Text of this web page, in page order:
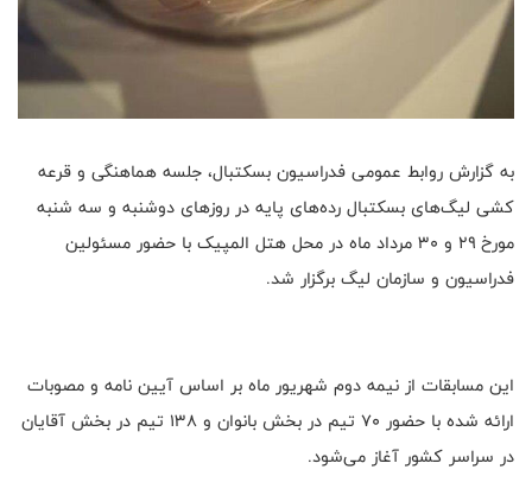
به گزارش روابط عمومی فدراسیون بسکتبال، جلسه هماهنگی و قرعه
کشی لیگ‌های بسکتبال رده‌های پایه در روزهای دوشنبه و سه شنبه
مورخ ۲۹ و ۳۰ مرداد ماه در محل هتل المپیک با حضور مسئولین
فدراسیون و سازمان لیگ برگزار شد.
این مسابقات از نیمه دوم‌ شهریور ماه بر اساس آیین نامه و مصوبات
ارائه شده با حضور ۷۰ تیم در بخش بانوان و ۱۳۸ تیم در بخش آقایان
در سراسر کشور آغاز می‌شود.